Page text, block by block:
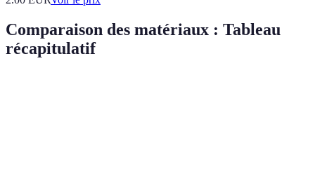
Comparaison des matériaux : Tableau
récapitulatif